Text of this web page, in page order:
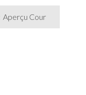
Aperçu Cour